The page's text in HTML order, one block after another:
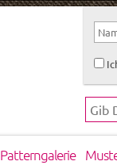
Patterngalerie